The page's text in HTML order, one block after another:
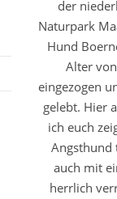
der
Naturpark
Hund
Alter
eingezogen
gelebt. Hier
ich euch
Angsthund
auch mit
herrlich